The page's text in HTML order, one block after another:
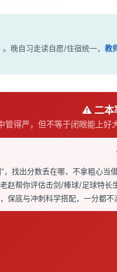
晚自习走读自愿/住宿统一， 教
⚠️ 二本
管得严，但不等于闭眼能上好
，找出分数丢在哪，不拿粗心当借
赵帮你评估击剑/棒球/足球特长
保底与冲刺科学搭配，一分都不